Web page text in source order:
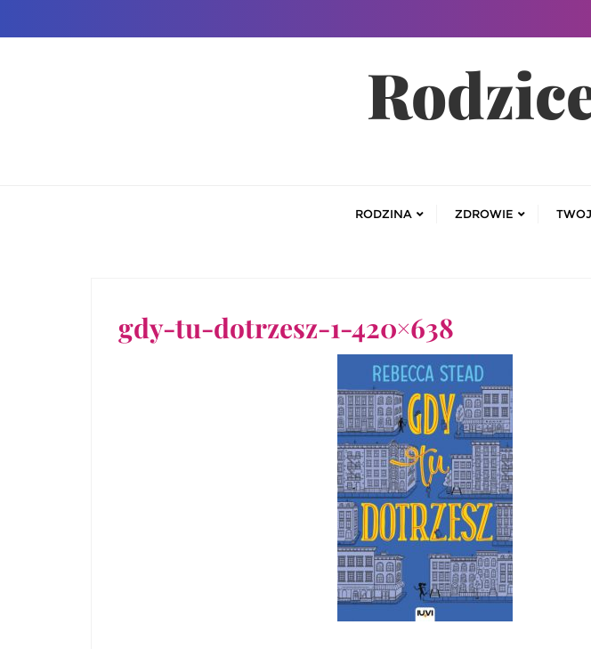
to
RODZINA ZDROWIE
gdy-tu-dotrzesz-1-420×638